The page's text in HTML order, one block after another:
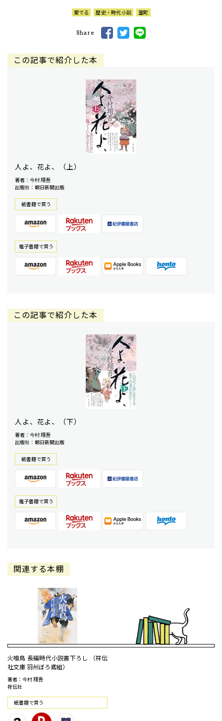
愛でる 歴史・時代小説 室町
Share
この記事で紹介した本
人よ、花よ、（上）
著者：今村 翔吾
出版社：朝日新聞出版
紙書籍で買う
電⼦書籍で買う
この記事で紹介した本
人よ、花よ、（下）
著者：今村 翔吾
出版社：朝日新聞出版
紙書籍で買う
電⼦書籍で買う
関連する本棚
火喰鳥 長編時代小説書下ろし （祥伝
社文庫 羽州ぼろ鳶組）
著者：今村 翔吾
祥伝社
紙書籍で買う